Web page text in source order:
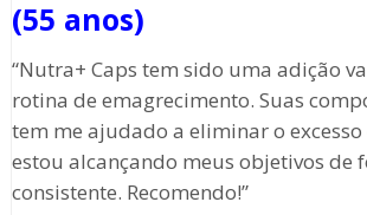
(55 anos)
“Nutra+ Caps tem sido uma adição
rotina de emagrecimento. Suas
tem me ajudado a eliminar o
estou alcançando meus objetivos de
consistente. Recomendo!”